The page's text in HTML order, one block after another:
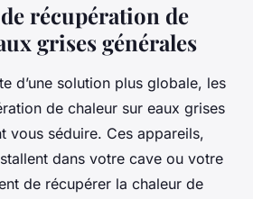
récupération de
grises générales
d’une solution plus globale, les
de chaleur sur eaux grises
vous séduire. Ces appareils,
dans votre cave ou votre
de récupérer la chaleur de